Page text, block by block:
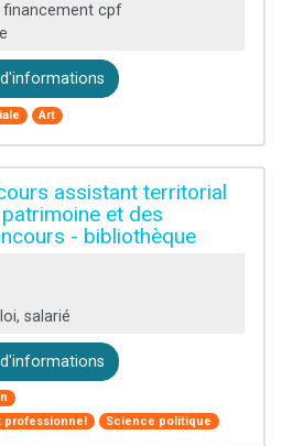
financement cpf
d'informations
Art
assistant territorial
et des
- bibliothèque
salarié
d'informations
professionnel
Science politique